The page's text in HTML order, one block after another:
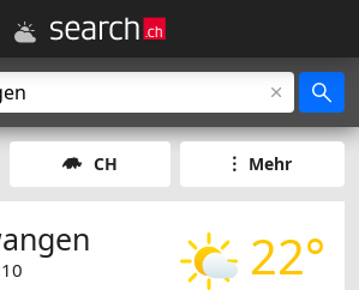
CH Mehr
22°